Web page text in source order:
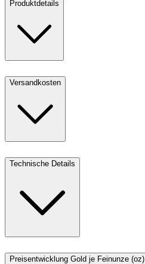
Produktdetails
Versandkosten
Technische Details
Preisentwicklung Gold je Feinunze (oz)